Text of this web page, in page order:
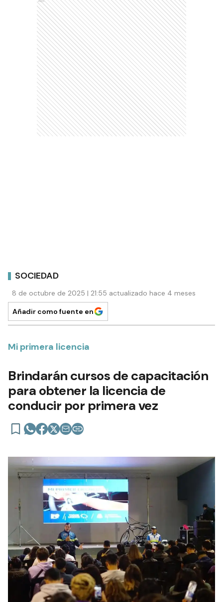
SOCIEDAD
8 de octubre de 2025 | 21:55 actualizado hace 4 meses
Añadir como fuente en
Mi primera licencia
Brindarán cursos de capacitación
para obtener la licencia de
conducir por primera vez